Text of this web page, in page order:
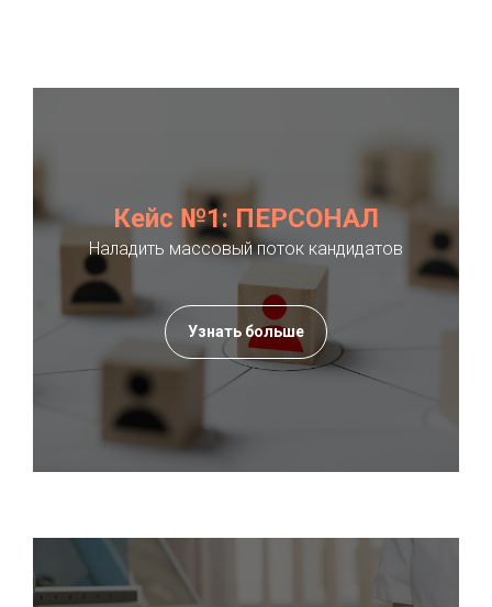
Кейс №1: ПЕРСОНАЛ
Наладить массовый поток кандидатов
Узнать больше